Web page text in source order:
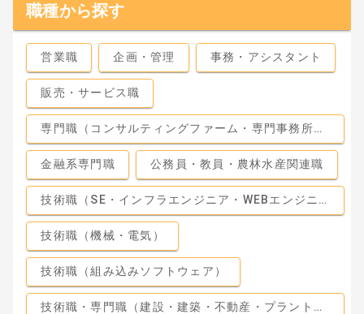
職種から探す
営業職 企画・管理 事務・アシスタント
販売・サービス職
専門職（コンサルティングファーム・専門事務所・監査法人）
金融系専門職 公務員・教員・農林水産関連職
技術職（SE・インフラエンジニア・WEBエンジニア）
技術職（機械・電気）
技術職（組み込みソフトウェア）
技術職・専門職（建設・建築・不動産・プラント・工場）